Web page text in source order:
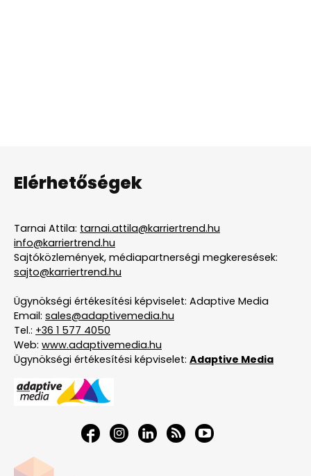
Elérhetőségek
Tarnai Attila: tarnai.attila@karriertrend.hu
info@karriertrend.hu
Sajtóközlemények, médiapartnerségi megkeresések:
sajto@karriertrend.hu
Ügynökségi értékesítési képviselet: Adaptive Media
Email: sales@adaptivemedia.hu
Tel.: +36 1 577 4050
Web: www.adaptivemedia.hu
Ügynökségi értékesítési képviselet: Adaptive Media